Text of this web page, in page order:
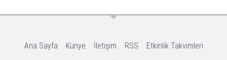
Ana Sayfa Künye İletişim RSS Etkinlik Takvimleri